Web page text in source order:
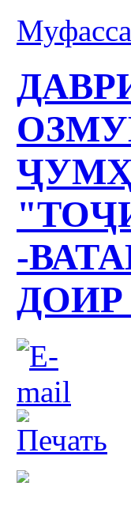
-
ДОИР